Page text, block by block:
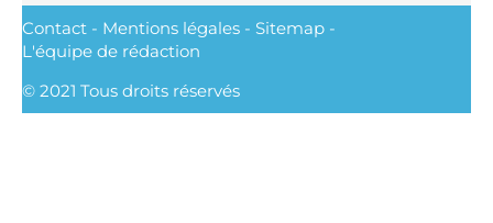
Contact - Mentions légales - Sitemap -
L'équipe de rédaction
© 2021 Tous droits réservés